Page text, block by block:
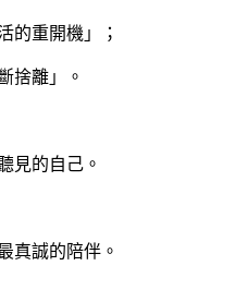
的重開機」；
捨離」。
見的自己。
真誠的陪伴。